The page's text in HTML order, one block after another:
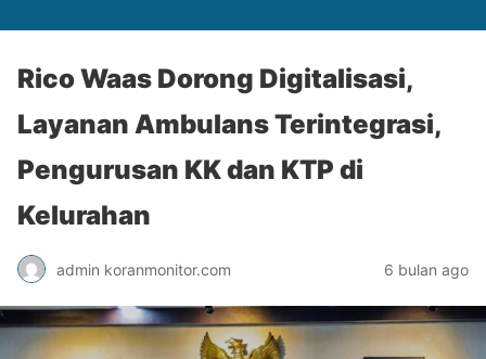
Rico Waas Dorong Digitalisasi,
Layanan Ambulans Terintegrasi,
Pengurusan KK dan KTP di
Kelurahan
admin koranmonitor.com 6 bulan ago